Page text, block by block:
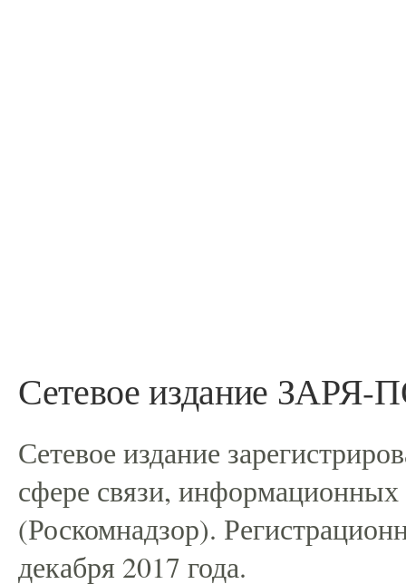
Сетевое издание
Сетевое издание
сфере связи,
(Роскомнадзор).
декабря 2017 года.